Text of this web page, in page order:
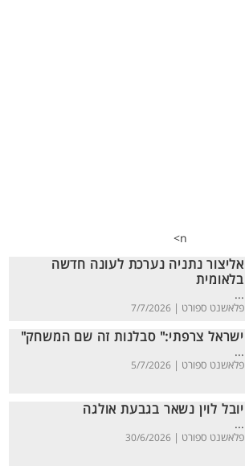
n>
אליצור נתניה נערכת לעונה חדשה
בלאומית
...
פלאשנט ספורט | 7/7/2026
ישראל צרפתי:" סבלנות זה שם המשחק"
...
פלאשנט ספורט | 5/7/2026
יובל לוין נשאר בגבעת אולגה
...
פלאשנט ספורט | 30/6/2026